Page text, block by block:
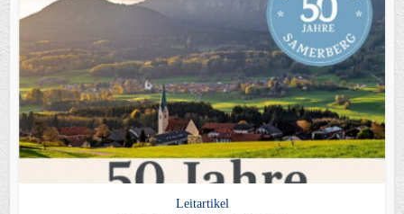
Leitartikel